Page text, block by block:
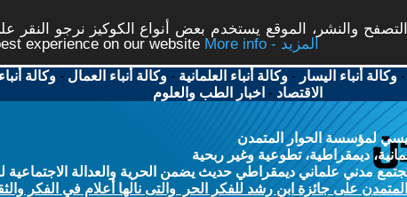
والنشر، الموقع يستخدم بعض أنواع الكوكيز نرجو النقر
experience on our website
More info - المزيد
-وكالة أنباء اليسار -وكالة أنباء العلمانية -وكالة أنباء العمال -وكالة
الاقتصاد - اخبار الطب والعلوم
لمؤسسة الحوار المتمدن
ديمقراطية، تطوعية وغير ربحية
مدني علماني ديمقراطي حديث يضمن الحرية والعدالة الاجتماعية
على جائزة ابن رشد للفكر الحر والتى نالها أعلام في الفكر